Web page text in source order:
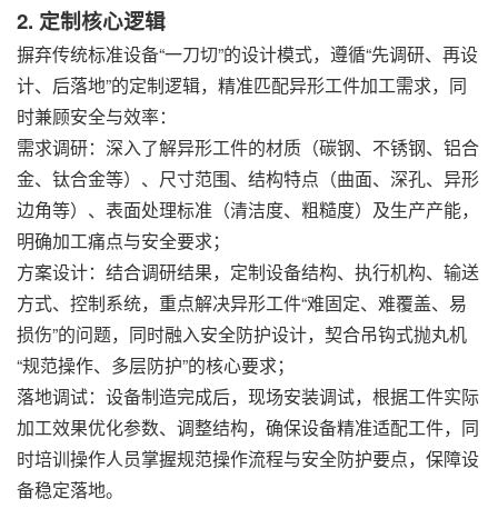
2. 定制核心逻辑
摒弃传统标准设备“一刀切”的设计模式，遵循“先调研、再设
计、后落地”的定制逻辑，精准匹配异形工件加工需求，同
时兼顾安全与效率：
需求调研：深入了解异形工件的材质（碳钢、不锈钢、铝合
金、钛合金等）、尺寸范围、结构特点（曲面、深孔、异形
边角等）、表面处理标准（清洁度、粗糙度）及生产产能，
明确加工痛点与安全要求；
方案设计：结合调研结果，定制设备结构、执行机构、输送
方式、控制系统，重点解决异形工件“难固定、难覆盖、易
损伤”的问题，同时融入安全防护设计，契合吊钩式抛丸机
“规范操作、多层防护”的核心要求；
落地调试：设备制造完成后，现场安装调试，根据工件实际
加工效果优化参数、调整结构，确保设备精准适配工件，同
时培训操作人员掌握规范操作流程与安全防护要点，保障设
备稳定落地。